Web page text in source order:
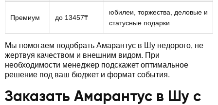
Премиум до 13457₸
юбилеи, торжества, деловые и
статусные подарки
Мы помогаем подобрать Амарантус в Шу недорого, не
жертвуя качеством и внешним видом. При
необходимости менеджер подскажет оптимальное
решение под ваш бюджет и формат события.
Заказать Амарантус в Шу с